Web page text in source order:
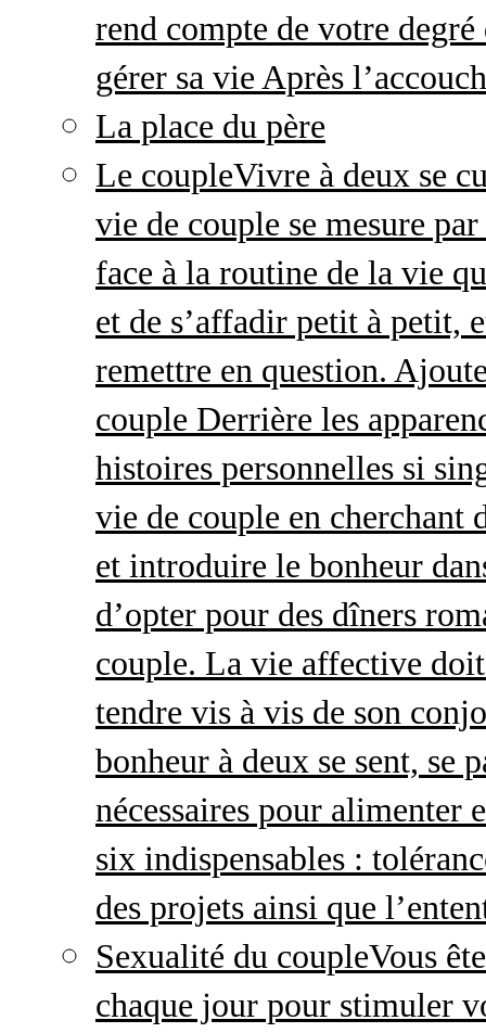
rend compte de votre
gérer sa vie Après
La place du père
Le coupleVivre à deux se
vie de couple se mesure
face à la routine de la vie
et de s’affadir petit à petit,
remettre en question.
couple Derrière les
histoires personnelles si
vie de couple en cherchant
et introduire le bonheur
d’opter pour des dîners
couple. La vie affective
tendre vis à vis de son
bonheur à deux se sent, se
nécessaires pour alimenter
six indispensables :
des projets ainsi que
Sexualité du coupleVous
chaque jour pour stimuler